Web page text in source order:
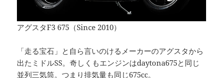
アグスタF3 675（Since 2010）
「走る宝石」と自ら言いのけるメーカーのアグスタから
出たミドルSS。奇しくもエンジンはdaytona675と同じ
並列三気筒。つまり排気量も同じ675cc。